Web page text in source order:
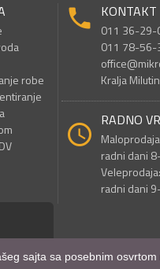
robe
KONTAKT
011 36-
011 78-56-
Kralja
RADNO
radni dani
Veleprodaja:
radni dani
sajta sa posebnim osvrtom